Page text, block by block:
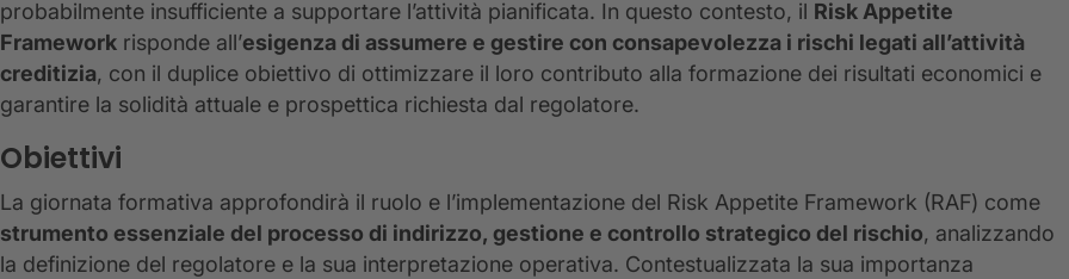
probabilmente insufficiente a supportare l’attività pianificata. In questo contesto, il Risk Appetite
Framework risponde all’esigenza di assumere e gestire con consapevolezza i rischi legati all’attività
creditizia, con il duplice obiettivo di ottimizzare il loro contributo alla formazione dei risultati economici e
garantire la solidità attuale e prospettica richiesta dal regolatore.
Obiettivi
La giornata formativa approfondirà il ruolo e l’implementazione del Risk Appetite Framework (RAF) come
strumento essenziale del processo di indirizzo, gestione e controllo strategico del rischio, analizzando
la definizione del regolatore e la sua interpretazione operativa. Contestualizzata la sua importanza